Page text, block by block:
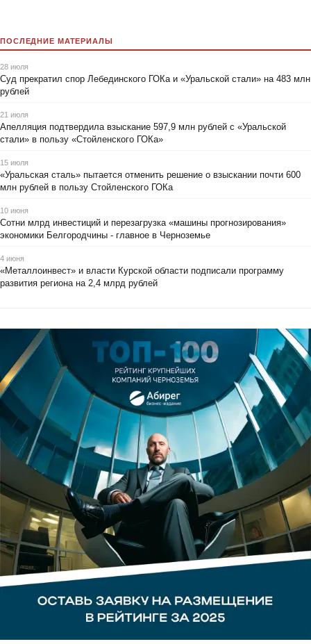
ПОСЛЕДНИЕ МАТЕРИАЛЫ
28 июля
Суд прекратил спор Лебединского ГОКа и «Уральской стали» на 483 млн
рублей
21 июля
Апелляция подтвердила взыскание 597,9 млн рублей с «Уральской
стали» в пользу «Стойленского ГОКа»
15 июля
«Уральская сталь» пытается отменить решение о взыскании почти 600
млн рублей в пользу Стойленского ГОКа
10 июня
Сотни млрд инвестиций и перезагрузка «машины прогнозирования»
экономики Белгородчины - главное в Черноземье
4 июня
«Металлоинвест» и власти Курской области подписали программу
развития региона на 2,4 млрд рублей